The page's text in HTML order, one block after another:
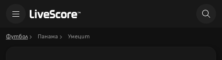
Футбол Панама Умецит